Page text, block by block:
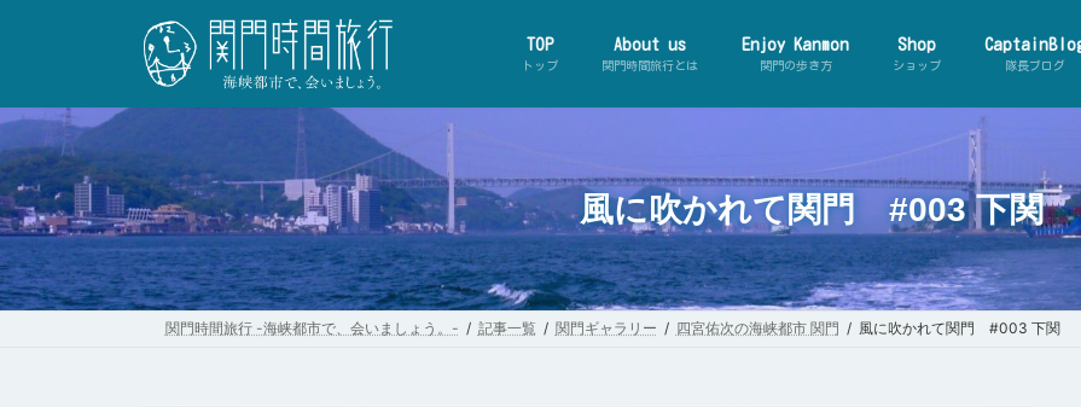
ツ
へ
ス
キ
ッ
プ
シ
ョ
ン
に
移
動
TOP
トップ
About us
関門時間旅行とは
Enjoy Kanmon
関門の歩き方
Shop
ショップ 隊長ブログ
【
ー
風に吹かれて関門 #003 下関
関門時間旅行 -海峡都市で、会いましょう。- 記事一覧 関門ギャラリー 四宮佑次の海峡都市 関門 風に吹かれて関門 #003 下関